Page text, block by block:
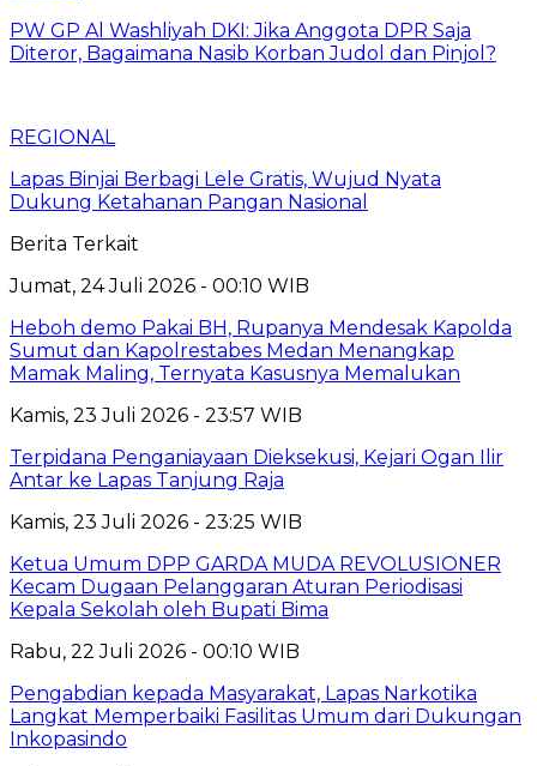
PW GP Al Washliyah DKI: Jika Anggota DPR Saja
Diteror, Bagaimana Nasib Korban Judol dan Pinjol?
REGIONAL
Lapas Binjai Berbagi Lele Gratis, Wujud Nyata
Dukung Ketahanan Pangan Nasional
Berita Terkait
Jumat, 24 Juli 2026 - 00:10 WIB
Heboh demo Pakai BH, Rupanya Mendesak Kapolda
Sumut dan Kapolrestabes Medan Menangkap
Mamak Maling, Ternyata Kasusnya Memalukan
Kamis, 23 Juli 2026 - 23:57 WIB
Terpidana Penganiayaan Dieksekusi, Kejari Ogan Ilir
Antar ke Lapas Tanjung Raja
Kamis, 23 Juli 2026 - 23:25 WIB
Ketua Umum DPP GARDA MUDA REVOLUSIONER
Kecam Dugaan Pelanggaran Aturan Periodisasi
Kepala Sekolah oleh Bupati Bima
Rabu, 22 Juli 2026 - 00:10 WIB
Pengabdian kepada Masyarakat, Lapas Narkotika
Langkat Memperbaiki Fasilitas Umum dari Dukungan
Inkopasindo